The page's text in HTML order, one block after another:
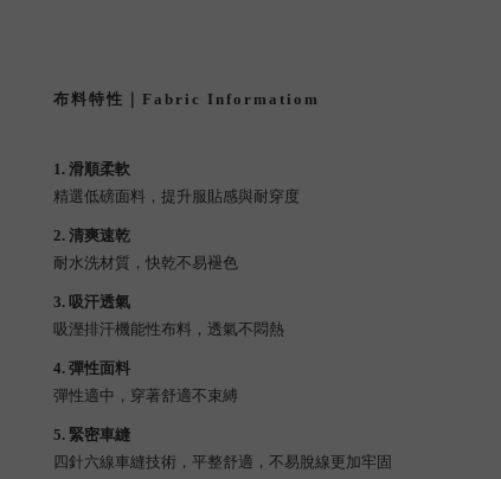
布料特性｜Fabric Informatiom
1. 滑順柔軟
精選低磅面料，提升服貼感與耐穿度
2. 清爽速乾
耐水洗材質，快乾不易褪色
3. 吸汗透氣
吸溼排汗機能性布料，透氣不悶熱
4. 彈性面料
彈性適中，穿著舒適不束縛
5. 緊密車縫
四針六線車縫技術，平整舒適，不易脫線更加牢固